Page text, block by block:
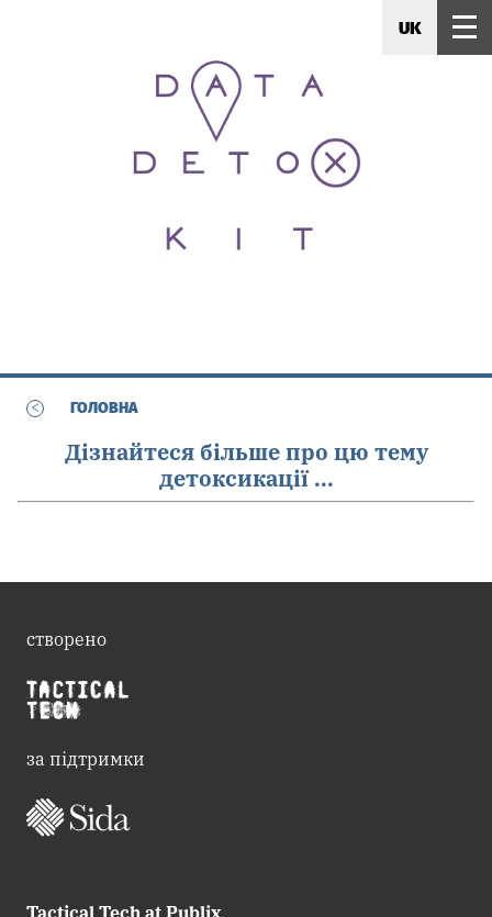
UK
< ГОЛОВНА
Дізнайтеся більше про цю тему
детоксикації ...
створено
за підтримки
Tactical Tech at Publix